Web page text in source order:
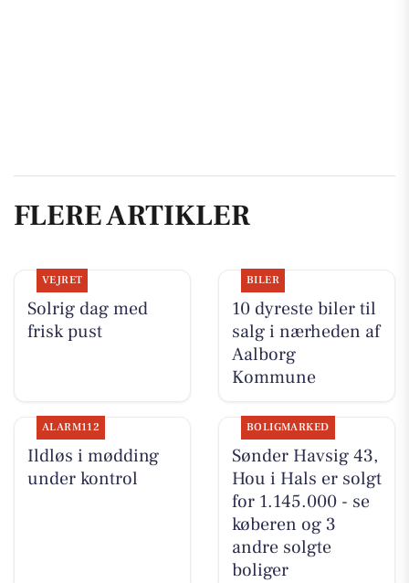
FLERE ARTIKLER
VEJRET
Solrig dag med
frisk pust
BILER
10 dyreste biler til
salg i nærheden af
Aalborg
Kommune
ALARM112
Ildløs i mødding
under kontrol
BOLIGMARKED
Sønder Havsig 43,
Hou i Hals er solgt
for 1.145.000 - se
køberen og 3
andre solgte
boliger